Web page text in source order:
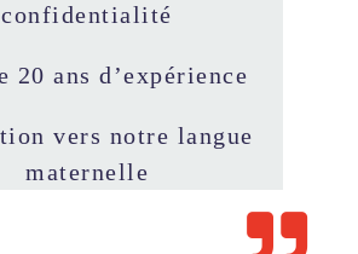
confidentialité
20 ans d’expérience
vers notre langue
maternelle